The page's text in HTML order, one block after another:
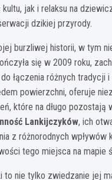
jak i relaksu na
dzikiej przyrody.
burzliwej historii, w tym
się w 2009 roku,
łączenia różnych tradycji i
powierzchni, oferuje
które na długo pozostają
Lankijczyków, ich
z różnorodnych wpływów
tego miejsca na mapie
to nie tylko zwiedzanie jej